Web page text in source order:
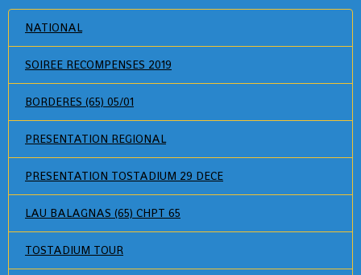
NATIONAL
SOIREE RECOMPENSES 2019
BORDERES (65) 05/01
PRESENTATION REGIONAL
PRESENTATION TOSTADIUM 29 DECE
LAU BALAGNAS (65) CHPT 65
TOSTADIUM TOUR